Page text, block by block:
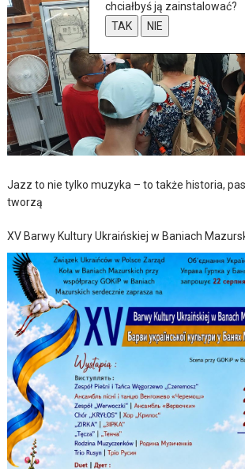
Jazz to nie tylko muzyka – to także historia,
tworzą
XV Barwy Kultury Ukraińskiej w Baniach
chciałbyś ją zainstalować?
TAK
NIE